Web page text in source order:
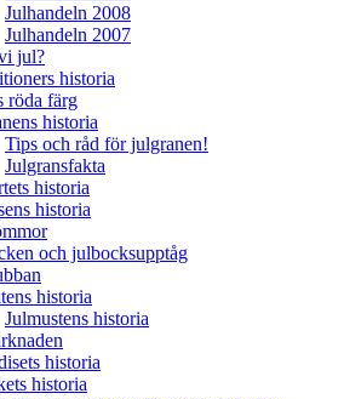
Julhandeln 2008
Julhandeln 2007
jul?
historia
röda färg
historia
Tips och råd för julgranen!
Julgransfakta
historia
historia
och julbocksupptåg
historia
Julmustens historia
historia
historia